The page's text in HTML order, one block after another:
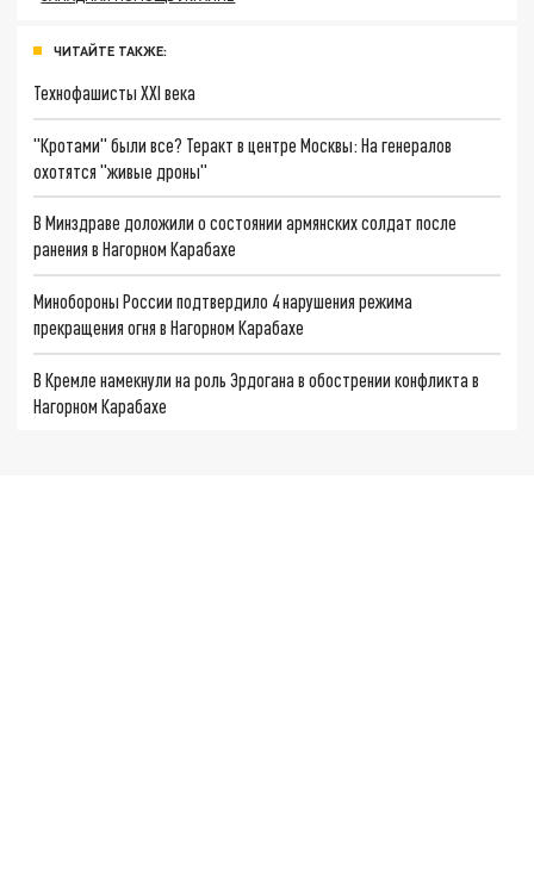
ЧИТАЙТЕ ТАКЖЕ:
Технофашисты XXI века
"Кротами" были все? Теракт в центре Москвы: На генералов
охотятся "живые дроны"
В Минздраве доложили о состоянии армянских солдат после
ранения в Нагорном Карабахе
Минобороны России подтвердило 4 нарушения режима
прекращения огня в Нагорном Карабахе
В Кремле намекнули на роль Эрдогана в обострении конфликта в
Нагорном Карабахе